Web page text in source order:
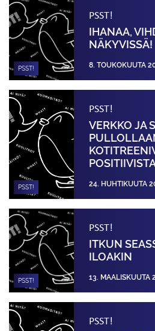
PSST!
PSST!
IHANAA,
NÄKYVISSÄ!
8. TOUKOKUUTA
PSST!
PSST!
VERKKO JA
24. HUHTIKUUTA
PSST!
PSST!
ITKUN
ILOAKIN
13. MAALISKUUTA
PSST!